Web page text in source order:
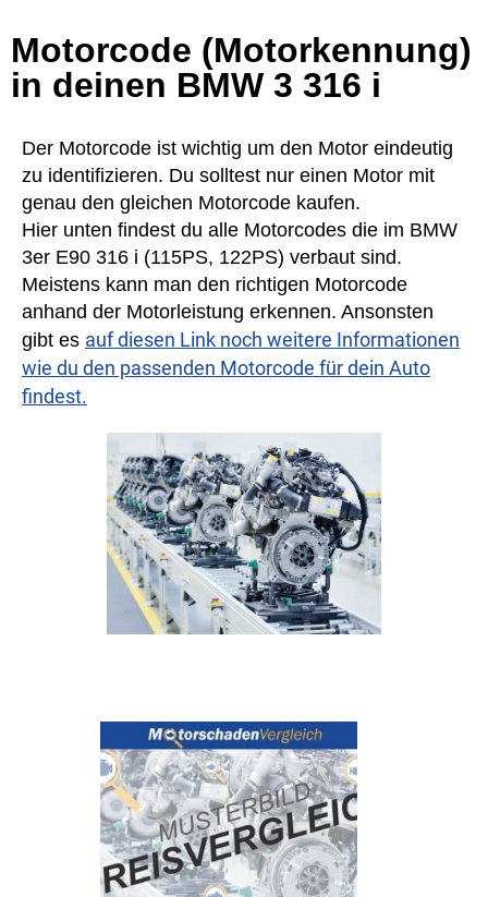
Motorcode (Motorkennung)
in deinen BMW 3 316 i
Der Motorcode ist wichtig um den Motor eindeutig
zu identifizieren. Du solltest nur einen Motor mit
genau den gleichen Motorcode kaufen.
Hier unten findest du alle Motorcodes die im BMW
3er E90 316 i (115PS, 122PS) verbaut sind.
Meistens kann man den richtigen Motorcode
anhand der Motorleistung erkennen. Ansonsten
gibt es auf diesen Link noch weitere Informationen
wie du den passenden Motorcode für dein Auto
findest.